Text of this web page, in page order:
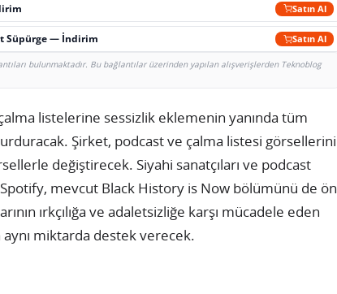
Satın Al
Süpürge — İndirim Satın Al
bulunmaktadır. Bu bağlantılar üzerinden yapılan alışverişlerden Teknoblog
listelerine sessizlik eklemenin yanında tüm
Şirket, podcast ve çalma listesi görsellerini
değiştirecek. Siyahi sanatçıları ve podcast
mevcut Black History is Now bölümünü de ön
ırkçılığa ve adaletsizliğe karşı mücadele eden
aynı miktarda destek verecek.